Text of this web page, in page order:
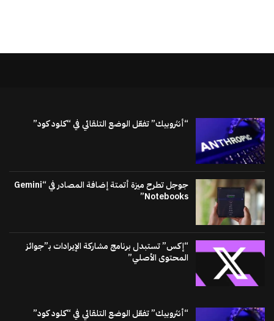
“أنثروبيك” تفعّل الوضع التلقائي في “كلود كود”
جوجل تطرح ميزة أتمتة إضافة المصادر في “Gemini
Notebooks”
“إكس” تستبدل برنامج مشاركة الإيرادات بـ”جوائز
المحتوى الأصلي”
“أنثروبيك” تفعّل الوضع التلقائي في “كلود كود”